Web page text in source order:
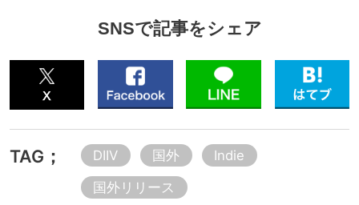
SNSで記事をシェア
TAG； DIIV 国外
Indie
国外リリース